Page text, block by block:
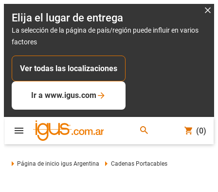
Elija el lugar de entrega
La selección de la página de país/región puede influir en varios
factores
Ver todas las localizaciones
Ir a www.igus.com
(0)
Página de inicio igus Argentina Cadenas Portacables